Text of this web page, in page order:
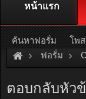
ติดต่อลงโฆษณา
หรือ
ฟอรั่ม
ตอบกลับหัว
หน้าแรก
ค้นหาฟอรั่ม โพ